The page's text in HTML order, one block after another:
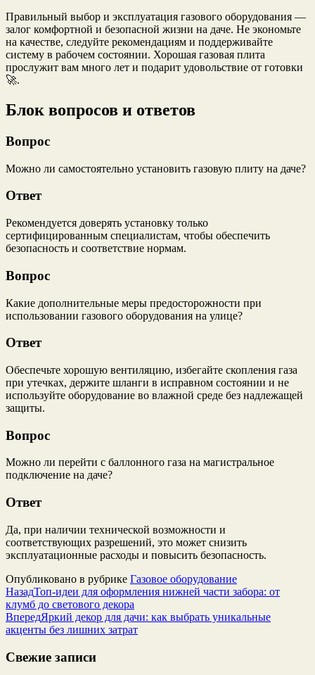
Правильный выбор и эксплуатация газового оборудования —
залог комфортной и безопасной жизни на даче. Не экономьте
на качестве, следуйте рекомендациям и поддерживайте
систему в рабочем состоянии. Хорошая газовая плита
прослужит вам много лет и подарит удовольствие от готовки
🚀.
Блок вопросов и ответов
Вопрос
Можно ли самостоятельно установить газовую плиту на даче?
Ответ
Рекомендуется доверять установку только
сертифицированным специалистам, чтобы обеспечить
безопасность и соответствие нормам.
Вопрос
Какие дополнительные меры предосторожности при
использовании газового оборудования на улице?
Ответ
Обеспечьте хорошую вентиляцию, избегайте скопления газа
при утечках, держите шланги в исправном состоянии и не
используйте оборудование во влажной среде без надлежащей
защиты.
Вопрос
Можно ли перейти с баллонного газа на магистральное
подключение на даче?
Ответ
Да, при наличии технической возможности и
соответствующих разрешений, это может снизить
эксплуатационные расходы и повысить безопасность.
Опубликовано в рубрике Газовое оборудование
НазадТоп-идеи для оформления нижней части забора: от
клумб до светового декора
ВпередЯркий декор для дачи: как выбрать уникальные
акценты без лишних затрат
Свежие записи